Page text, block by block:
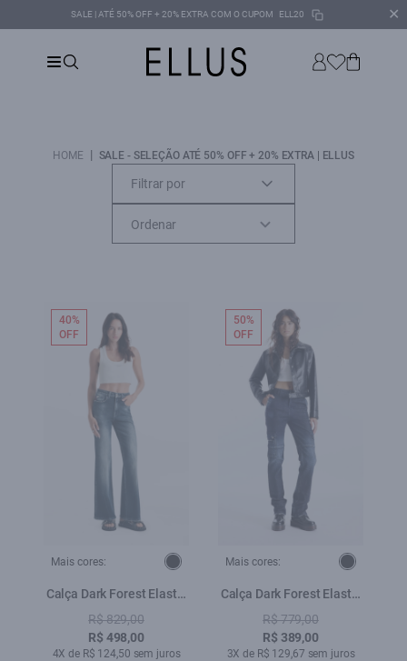
SALE | ATÉ 50% OFF + 20% EXTRA COM O CUPOM ELL20 ✕
HOME | SALE - SELEÇÃO ATÉ 50% OFF + 20% EXTRA | ELLUS
Filtrar por
Mais cores:
Calça Dark Forest Elastic
Gisele Flare 2156 Lav
Escuro
R$ 829,00
R$ 498,00
4X de R$ 124,50 sem juros
40%
OFF
Mais cores:
Calça Dark Forest Elastic
Cargo Lav.Escuro C/
Craquelado
R$ 779,00
R$ 389,00
3X de R$ 129,67 sem juros
50%
OFF